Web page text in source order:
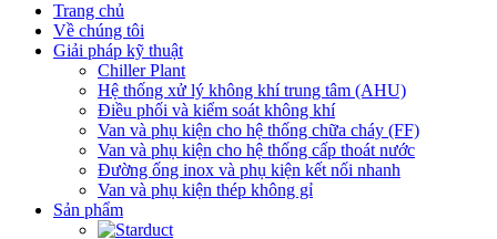
Trang chủ
Về chúng tôi
Giải pháp kỹ thuật
Chiller Plant
Hệ thống xử lý không khí trung tâm (AHU)
Điều phối và kiểm soát không khí
Van và phụ kiện cho hệ thống chữa cháy (FF)
Van và phụ kiện cho hệ thống cấp thoát nước
Đường ống inox và phụ kiện kết nối nhanh
Van và phụ kiện thép không gỉ
Sản phẩm